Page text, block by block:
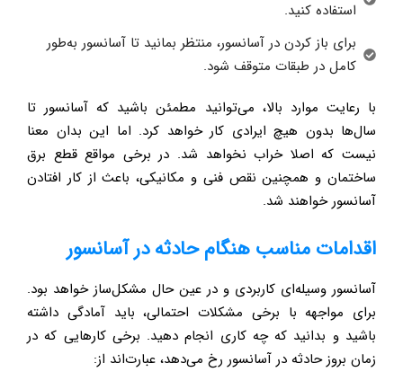
استفاده کنید.
برای باز کردن در آسانسور، منتظر بمانید تا آسانسور به‌طور
کامل در طبقات متوقف شود.
با رعایت موارد بالا، می‌توانید مطمئن باشید که آسانسور تا
سال‌ها بدون هیچ ایرادی کار خواهد کرد. اما این بدان معنا
نیست که اصلا خراب نخواهد شد. در برخی مواقع قطع برق
ساختمان و همچنین نقص فنی و مکانیکی، باعث از کار افتادن
آسانسور خواهند شد.
اقدامات مناسب هنگام حادثه در آسانسور
آسانسور وسیله‌ای کاربردی و در عین حال مشکل‌ساز خواهد بود.
برای مواجهه با برخی مشکلات احتمالی، باید آمادگی داشته
باشید و بدانید که چه کاری انجام دهید. برخی کارهایی که در
زمان بروز حادثه در آسانسور رخ می‌دهد، عبارت‌اند از: